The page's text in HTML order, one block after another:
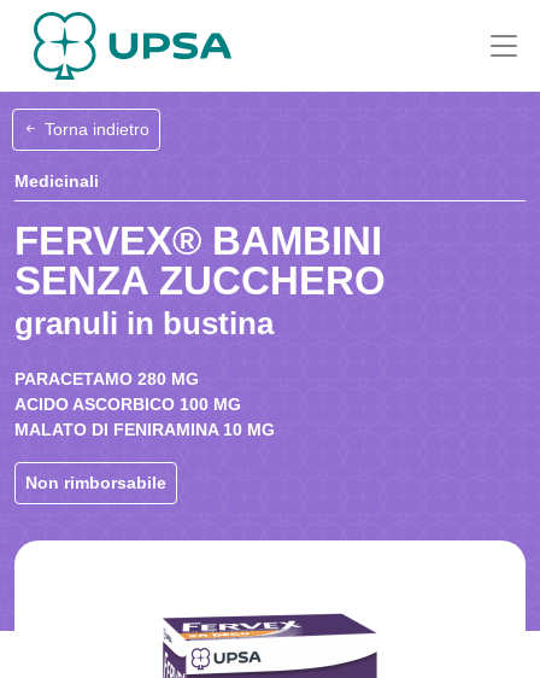
Torna indietro
Medicinali
FERVEX® BAMBINI
SENZA ZUCCHERO
granuli in bustina
PARACETAMO 280 MG
ACIDO ASCORBICO 100 MG
MALATO DI FENIRAMINA 10 MG
Non rimborsabile